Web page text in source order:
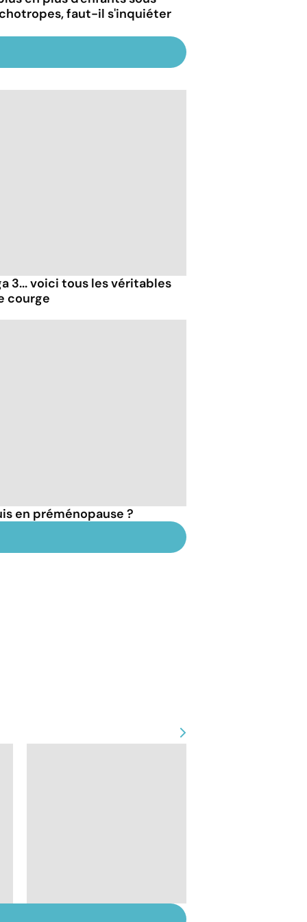
faut-il s'inquiéter
3... voici tous les véritables
courge
en préménopause ?